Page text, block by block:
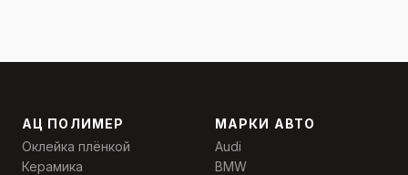
АЦ ПОЛИМЕР
Оклейка плёнкой
Керамика
МАРКИ АВТО
Audi
BMW